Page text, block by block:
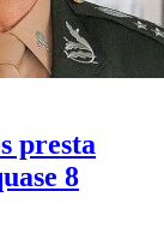
presta
8